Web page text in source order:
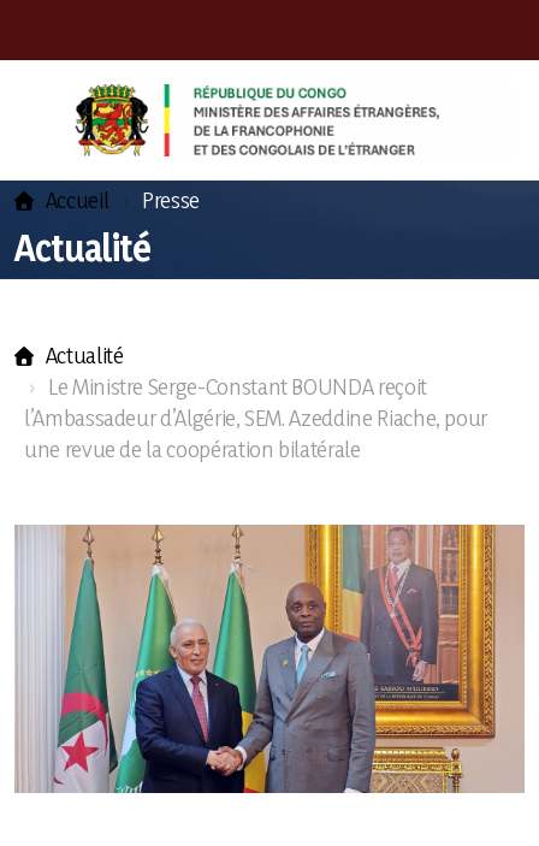
Accueil Presse
Actualité
Actualité
Le Ministre Serge-Constant BOUNDA reçoit
l’Ambassadeur d’Algérie, SEM. Azeddine Riache, pour
une revue de la coopération bilatérale
Présentation du Ministre
Précédents Ministres
Secrétariat Général
Précédents Secrétaires Généraux
Organigramme du ministère